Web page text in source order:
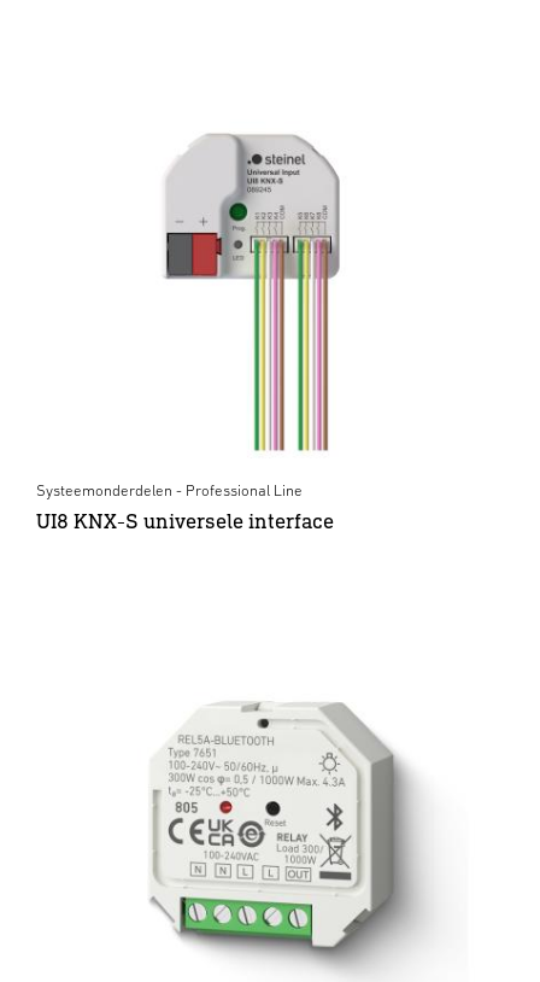
Systeemonderdelen - Professional Line
UI8 KNX-S universele interface